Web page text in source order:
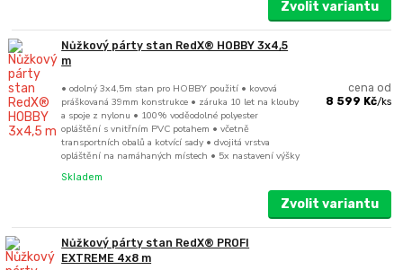
Zvolit variantu
Nůžkový párty stan RedX® HOBBY 3x4,5
m
• odolný 3x4,5m stan pro HOBBY použití • kovová
práškovaná 39mm konstrukce • záruka 10 let na klouby
a spoje z nylonu • 100% voděodolné polyester
opláštění s vnitřním PVC potahem • včetně
transportních obalů a kotvící sady • dvojitá vrstva
opláštění na namáhaných místech • 5x nastavení výšky
cena od
8 599 Kč/ks
Skladem
Zvolit variantu
Nůžkový párty stan RedX® PROFI
EXTREME 4x8 m